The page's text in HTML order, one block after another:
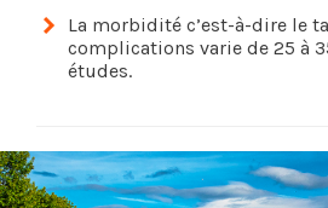
La morbidité c’est-à-dire le
complications varie de 25 à
études.